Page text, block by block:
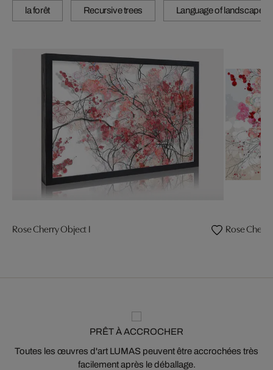
la forêt Recursive trees Language of landscape
Rose Cherry Object I Rose
PRÊT À ACCROCHER
Toutes les œuvres d'art LUMAS peuvent être accrochées très
facilement après le déballage.